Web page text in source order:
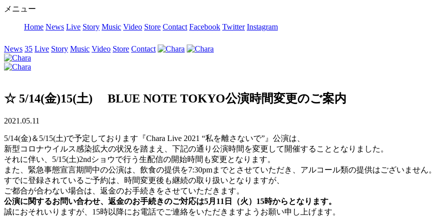
メニュー
Home News Live Story Music Video Store Contact Facebook Twitter Instagram
News 35 Live Story Music Video Store Contact
☆ 5/14(金)15(土) BLUE NOTE TOKYO公演時間変更のご案内
2021.05.11
5/14(金)＆5/15(土)で予定しております『Chara Live 2021 “私を離さないで”』公演は、
新型コロナウイルス感染拡大の状況を踏まえ、下記の通り公演時間を変更して開催することとなりました。
それに伴い、5/15(土)2ndショウで行う生配信の開始時間も変更となります。
また、緊急事態宣言期間中の公演は、飲食の提供を7:30pmまでとさせていただき、アルコール類の提供はございません。
すでに登録されているご予約は、時間変更後も継続の取り扱いとなりますが、
ご都合が合わない場合は、返金のお手続きをさせていただきます。
公演に関するお問い合わせ、返金のお手続きのご対応は5月11日（火）15時からとなります。
誠におそれいりますが、15時以降にお電話でご連絡をいただきますようお願い申し上げます。